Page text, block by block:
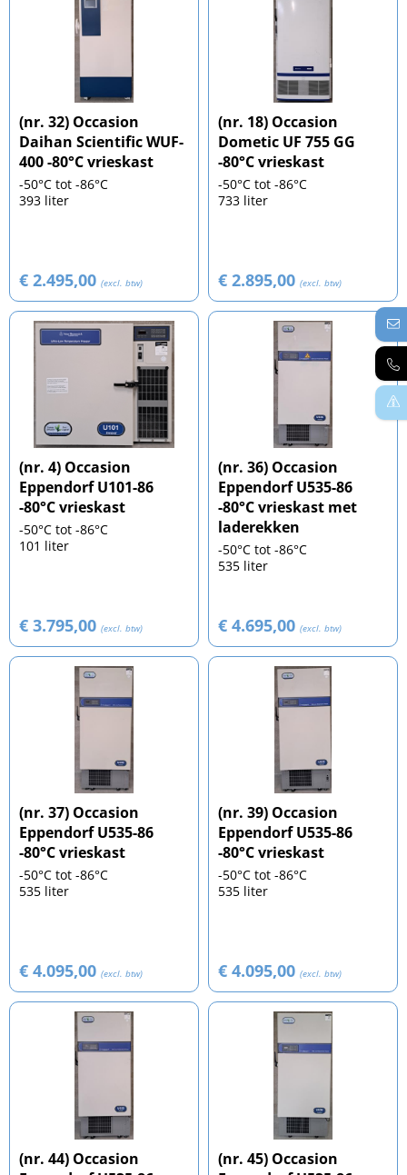
(nr. 32) Occasion
Daihan Scientific WUF-
400 -80°C vrieskast
-50°C tot -86°C
393 liter
€ 2.495,00 (excl. btw)
(nr. 18) Occasion
Dometic UF 755 GG
-80°C vrieskast
-50°C tot -86°C
733 liter
€ 2.895,00 (excl. btw)
(nr. 4) Occasion
Eppendorf U101-86
-80°C vrieskast
-50°C tot -86°C
101 liter
€ 3.795,00 (excl. btw)
(nr. 36) Occasion
Eppendorf U535-86
-80°C vrieskast met
laderekken
-50°C tot -86°C
535 liter
€ 4.695,00 (excl. btw)
(nr. 37) Occasion
Eppendorf U535-86
-80°C vrieskast
-50°C tot -86°C
535 liter
€ 4.095,00 (excl. btw)
(nr. 39) Occasion
Eppendorf U535-86
-80°C vrieskast
-50°C tot -86°C
535 liter
€ 4.095,00 (excl. btw)
(nr. 44) Occasion
(nr. 45) Occasion